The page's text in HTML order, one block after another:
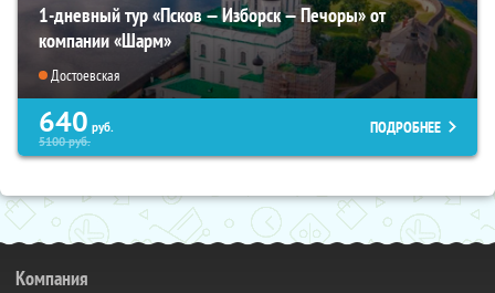
1-дневный тур «Псков — Изборск — Печоры» от
компании «Шарм»
Достоевская
640 руб.
5100руб.
ПОДРОБНЕЕ
Компания